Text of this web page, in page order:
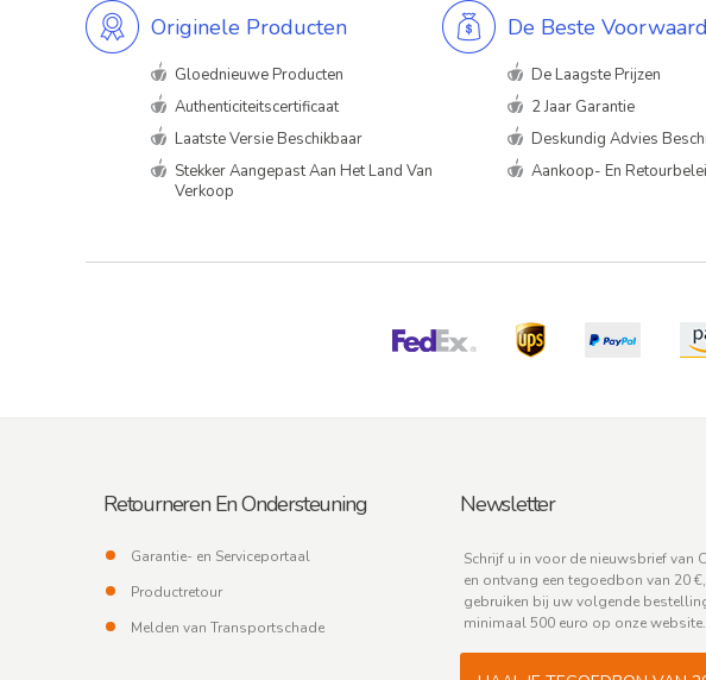
Originele Producten
Gloednieuwe Producten
Authenticiteitscertificaat
Laatste Versie Beschikbaar
Stekker Aangepast Aan Het Land Van
Verkoop
De Beste
De Laagste Prijzen
2 Jaar Garantie
Deskundig Advies
Aankoop- En
Retourneren En Ondersteuning
Garantie- en Serviceportaal
Productretour
Melden van Transportschade
Newsletter
Schrijf u in voor de nieuwsbrief van
en ontvang een tegoedbon van 20
gebruiken bij uw volgende
minimaal 500 euro op onze website.